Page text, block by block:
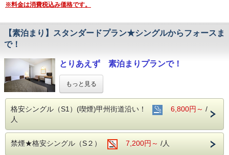
※料金は消費税込み価格です。
【素泊まり】スタンダードプラン★シングルからフォースま
で！
とりあえず 素泊まりプランで！
京王線飛田給（とびたきゅう/味の素スタジアム
前）より徒歩約7分
武蔵野の森総合スポーツプラザ 味の素スタジアム
に
朝食：チェックイン時 ご予約可能 和食.洋食プ
もっと見る
格安シングル（S1）(喫煙)甲州街道沿い！ 6,800円～ /
人
禁煙★格安シングル（S２） 7,200円～ /人